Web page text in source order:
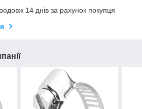
14 днів за рахунок покупця